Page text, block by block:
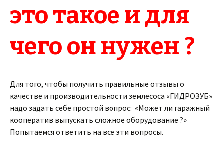
это такое и для
чего он нужен ?
Для того, чтобы получить правильные отзывы о
качестве и производительности землесоса «ГИДРОЗУБ»
надо задать себе простой вопрос: «Может ли гаражный
кооператив выпускать сложное оборудование ?»
Попытаемся ответить на все эти вопросы.